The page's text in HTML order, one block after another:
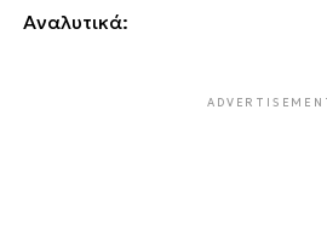
Αναλυτικά: